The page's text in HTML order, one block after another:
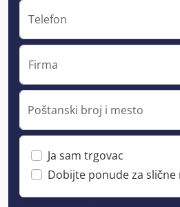
Telefon
Firma
Poštanski broj i mesto
Ja sam trgovac
Dobijte ponude za slične